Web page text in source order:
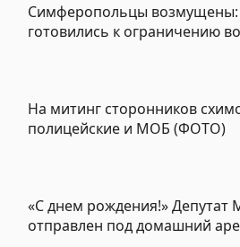
Симферопольцы возмущены:
готовились к ограничению
На митинг сторонников
полицейские и МОБ (ФОТО)
«С днем рождения!»
отправлен под домашний